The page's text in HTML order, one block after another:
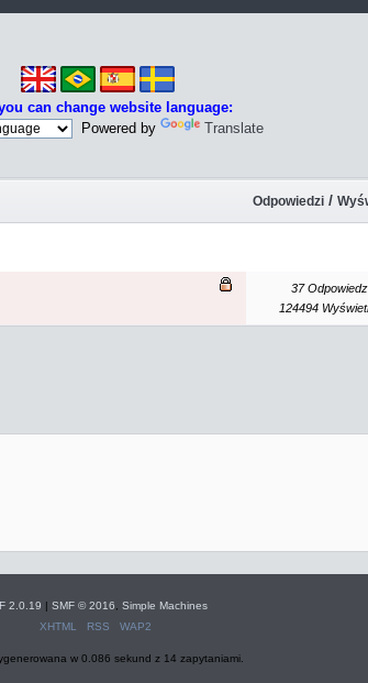
can change website language:
Powered by
Translate
Odpowiedzi /
37
124494
2.0.19 | SMF © 2016
Simple Machines
XHTML
RSS WAP2
w 0.086 sekund z 14 zapytaniami.